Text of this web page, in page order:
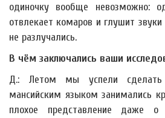
одиночку вообще невозможно:
отвлекает комаров и глушит
не разлучались.
В чём заключались ваши
Д.: Летом мы успели сделать
мансийским языком занимались
плохое представление даже